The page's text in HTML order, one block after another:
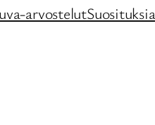
arvostelutSuosituksia